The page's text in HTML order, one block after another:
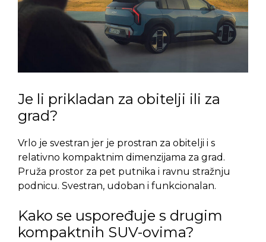
Je li prikladan za obitelji ili za
grad?
Vrlo je svestran jer je prostran za obitelji i s
relativno kompaktnim dimenzijama za grad.
Pruža prostor za pet putnika i ravnu stražnju
podnicu. Svestran, udoban i funkcionalan.
Kako se uspoređuje s drugim
kompaktnih SUV-ovima?